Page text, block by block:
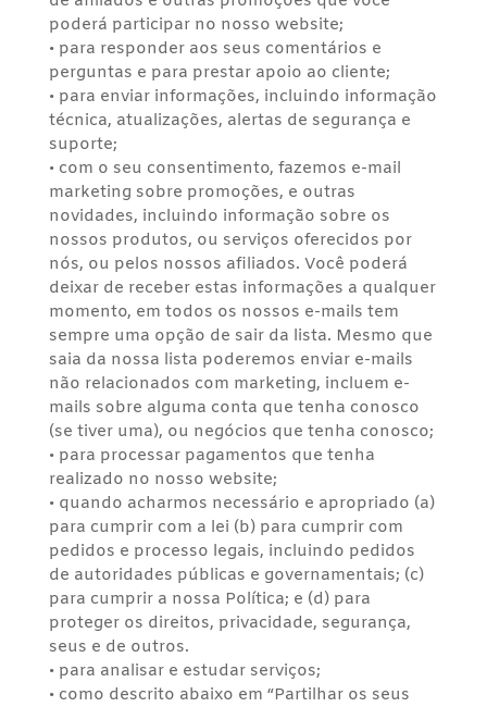
poderá participar no nosso website;
• para responder aos seus comentários e
perguntas e para prestar apoio ao cliente;
• para enviar informações, incluindo informação
técnica, atualizações, alertas de segurança e
suporte;
• com o seu consentimento, fazemos e-mail
marketing sobre promoções, e outras
novidades, incluindo informação sobre os
nossos produtos, ou serviços oferecidos por
nós, ou pelos nossos afiliados. Você poderá
deixar de receber estas informações a qualquer
momento, em todos os nossos e-mails tem
sempre uma opção de sair da lista. Mesmo que
saia da nossa lista poderemos enviar e-mails
não relacionados com marketing, incluem e-
mails sobre alguma conta que tenha conosco
(se tiver uma), ou negócios que tenha conosco;
• para processar pagamentos que tenha
realizado no nosso website;
• quando acharmos necessário e apropriado (a)
para cumprir com a lei (b) para cumprir com
pedidos e processo legais, incluindo pedidos
de autoridades públicas e governamentais; (c)
para cumprir a nossa Política; e (d) para
proteger os direitos, privacidade, segurança,
seus e de outros.
• para analisar e estudar serviços;
• como descrito abaixo em “Partilhar os seus